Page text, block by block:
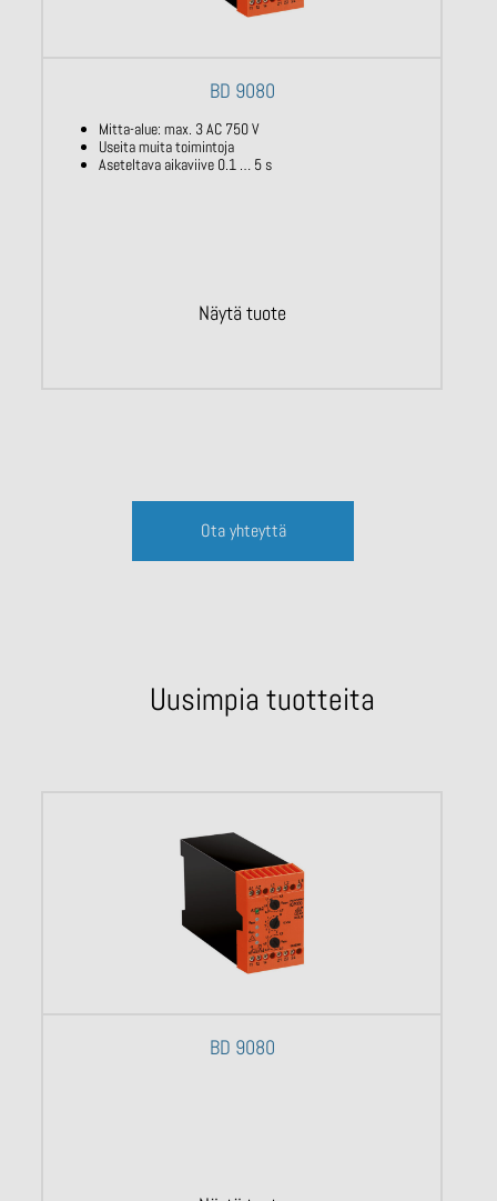
BD 9080
Mitta-alue: max. 3 AC 750 V
Useita muita toimintoja
Aseteltava aikaviive 0.1 … 5 s
Näytä tuote
Ota yhteyttä
Uusimpia tuotteita
BD 9080